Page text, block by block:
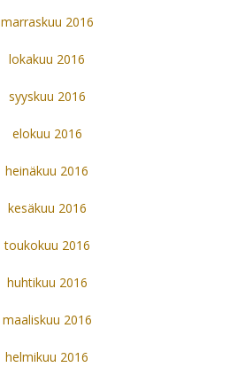
marraskuu 2016
lokakuu 2016
syyskuu 2016
elokuu 2016
heinäkuu 2016
kesäkuu 2016
toukokuu 2016
huhtikuu 2016
maaliskuu 2016
helmikuu 2016